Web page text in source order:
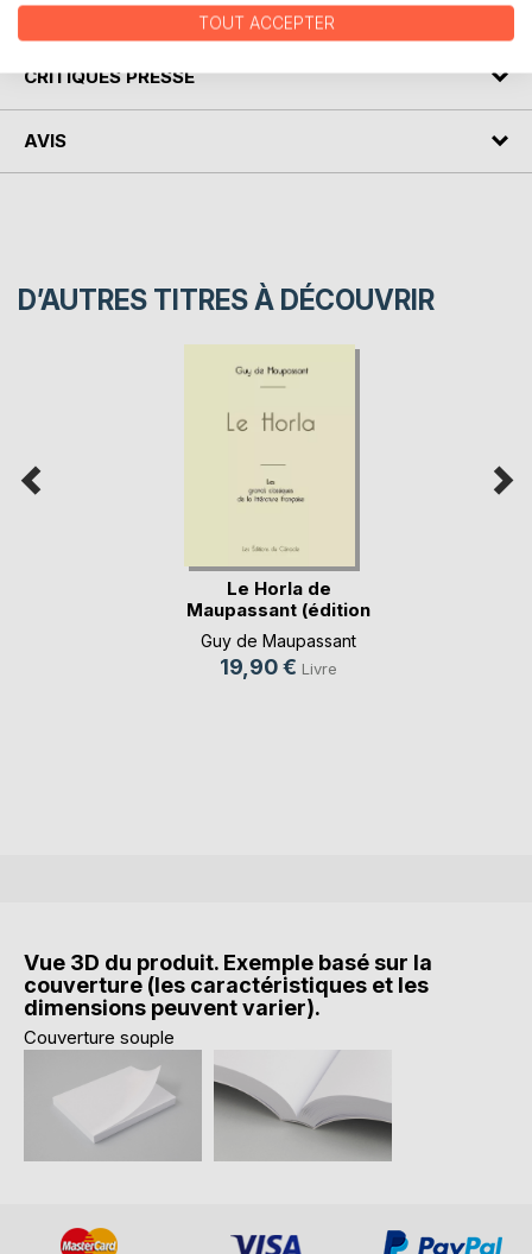
AUTEUR(S)
CRITIQUES PRESSE
AVIS
D’AUTRES TITRES À DÉCOUVRIR
Le Horla de
Maupassant (édition
gr(...)
Guy de Maupassant
19,90 € Livre
Vue 3D du produit. Exemple basé sur la
couverture (les caractéristiques et les
dimensions peuvent varier).
Couverture souple
TOUT ACCEPTER